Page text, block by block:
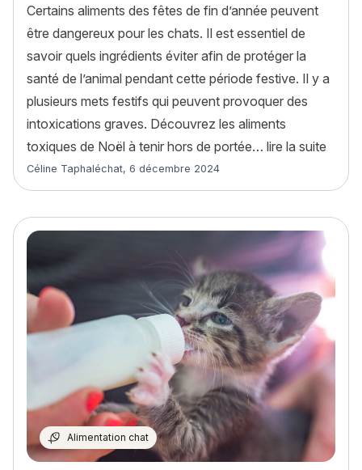
Certains aliments des fêtes de fin d’année peuvent
être dangereux pour les chats. Il est essentiel de
savoir quels ingrédients éviter afin de protéger la
santé de l’animal pendant cette période festive. Il y a
plusieurs mets festifs qui peuvent provoquer des
intoxications graves. Découvrez les aliments
toxiques de Noël à tenir hors de portée… lire la suite
Article rédigé par
Céline Taphaléchat, 6 décembre 2024
Alimentation chat